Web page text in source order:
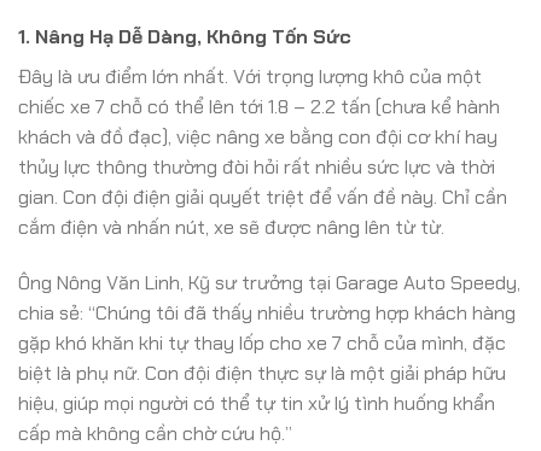
1. Nâng Hạ Dễ Dàng, Không Tốn Sức
Đây là ưu điểm lớn nhất. Với trọng lượng khô của một
chiếc xe 7 chỗ có thể lên tới 1.8 – 2.2 tấn (chưa kể hành
khách và đồ đạc), việc nâng xe bằng con đội cơ khí hay
thủy lực thông thường đòi hỏi rất nhiều sức lực và thời
gian. Con đội điện giải quyết triệt để vấn đề này. Chỉ cần
cắm điện và nhấn nút, xe sẽ được nâng lên từ từ.
Ông Nông Văn Linh, Kỹ sư trưởng tại Garage Auto Speedy,
chia sẻ: “Chúng tôi đã thấy nhiều trường hợp khách hàng
gặp khó khăn khi tự thay lốp cho xe 7 chỗ của mình, đặc
biệt là phụ nữ. Con đội điện thực sự là một giải pháp hữu
hiệu, giúp mọi người có thể tự tin xử lý tình huống khẩn
cấp mà không cần chờ cứu hộ.”